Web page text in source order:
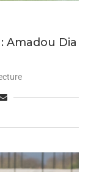
Amadou Dia